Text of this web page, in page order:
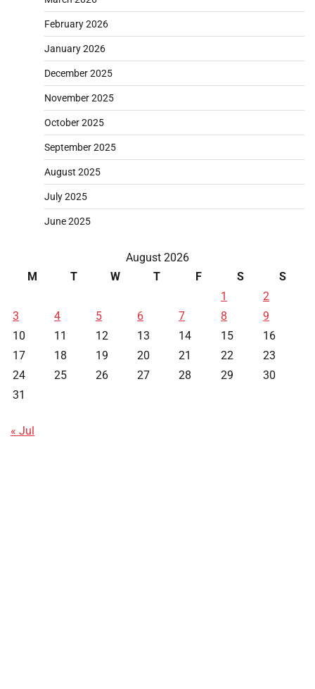
February 2026
January 2026
December 2025
November 2025
October 2025
September 2025
August 2025
July 2025
June 2025
August 2026
M
T W T F S
S
1
2
3
4 5 6 7 8
9
10
11 12 13 14 15
16
17
18 19 20 21 22
23
24
25 26 27 28 29
30
31
« Jul